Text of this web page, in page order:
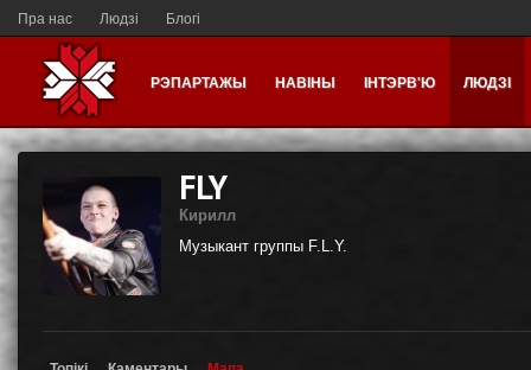
Пра нас Людзі Блогі
РЭПАРТАЖЫ НАВІНЫ ІНТЭРВ'Ю ЛЮДЗІ
FLY
Кирилл
Музыкант группы F.L.Y.